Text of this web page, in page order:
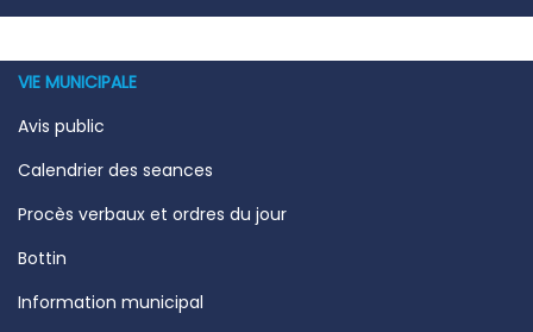
VIE MUNICIPALE
Avis public
Calendrier des seances
Procès verbaux et ordres du jour
Bottin
Information municipal